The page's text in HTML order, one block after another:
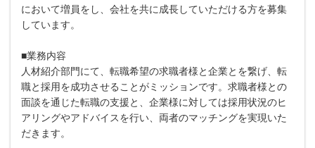
において増員をし、会社を共に成長していただける方を募集
しています。
■業務内容
人材紹介部門にて、転職希望の求職者様と企業とを繋げ、転
職と採用を成功させることがミッションです。求職者様との
面談を通じた転職の支援と、企業様に対しては採用状況のヒ
アリングやアドバイスを行い、両者のマッチングを実現いた
だきます。